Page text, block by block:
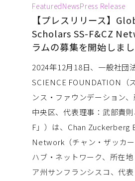
FeaturedNewsPress Release
【プレスリリース】
Scholars SS-F&CZ
ラムの募集を開始しま
2024年12月18日、一般社団
SCIENCE FOUNDATION（
ンス・ファウンデーション
中央区、代表理事：武部貴
F」）は、Chan Zuckerberg
Network（チャン・ザッカ
ハブ・ネットワーク、所在
ア州サンフランシスコ、代